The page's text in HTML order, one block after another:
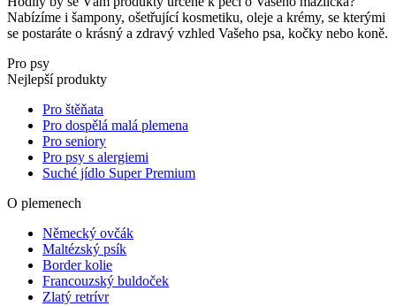
Nabízíme i šampony, ošetřující kosmetiku, oleje a krémy, se kterými
se postaráte o krásný a zdravý vzhled Vašeho psa, kočky nebo koně.
Pro psy
Nejlepší produkty
Pro štěňata
Pro dospělá malá plemena
Pro seniory
Pro psy s alergiemi
Suché jídlo Super Premium
O plemenech
Německý ovčák
Maltézský psík
Border kolie
Francouzský buldoček
Zlatý retrívr